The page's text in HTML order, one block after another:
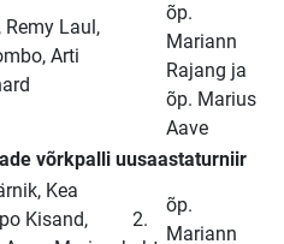
Remy Laul,
Arti
õp.
Mariann
Rajang ja
õp. Marius
Aave
võrkpalli uusaastaturniir
Kea
Kisand,
2.
õp.
Mariann